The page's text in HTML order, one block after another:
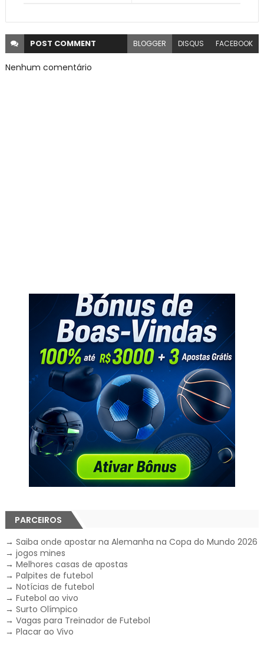
POST COMMENT BLOGGER DISQUS FACEBOOK
Nenhum comentário
PARCEIROS
→ Saiba onde apostar na Alemanha na Copa do Mundo 2026
→ jogos mines
→ Melhores casas de apostas
→ Palpites de futebol
→ Notícias de futebol
→ Futebol ao vivo
→ Surto Olímpico
→ Vagas para Treinador de Futebol
→ Placar ao Vivo